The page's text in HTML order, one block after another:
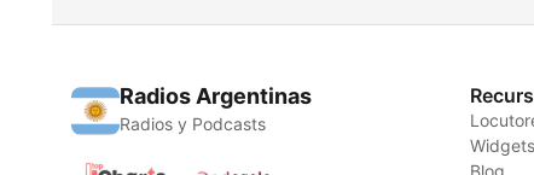
Radios Argentinas
Radios y Podcasts
Widgets